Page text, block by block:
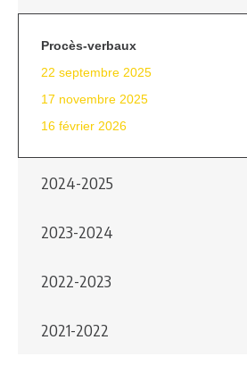
Procès-verbaux
22 septembre 2025
17 novembre 2025
16 février 2026
2024-2025
2023-2024
2022-2023
2021-2022